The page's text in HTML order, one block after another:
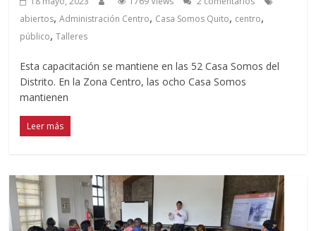
abiertos,Administración Centro, Casa Somos Quito, centro,
público,Talleres
Esta capacitación se mantiene en las 52 Casa Somos del
Distrito. En la Zona Centro, las ocho Casa Somos
mantienen
Leer más